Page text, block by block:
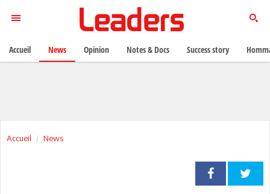
Accueil News
Accueil News Opinion Notes & Docs Success story